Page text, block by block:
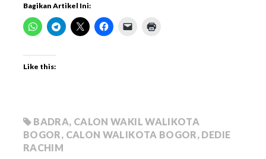
Bagikan Artikel Ini:
Like this:
BADRA, CALON WAKIL WALIKOTA
BOGOR, CALON WALIKOTA BOGOR, DEDIE
RACHIM